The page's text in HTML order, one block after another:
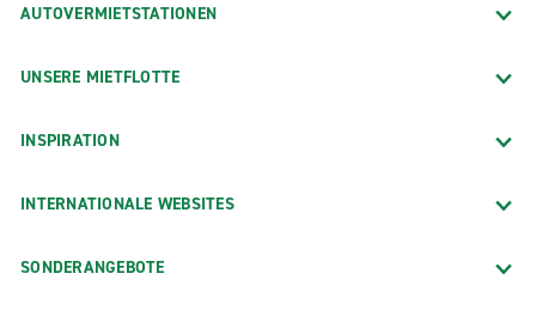
AUTOVERMIETSTATIONEN
UNSERE MIETFLOTTE
INSPIRATION
INTERNATIONALE WEBSITES
SONDERANGEBOTE